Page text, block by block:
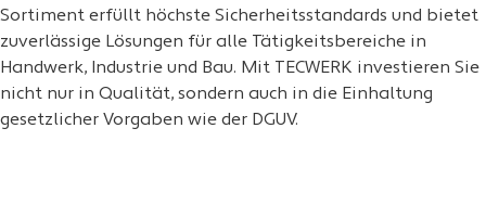
Sortiment erfüllt höchste Sicherheitsstandards und bietet
zuverlässige Lösungen für alle Tätigkeitsbereiche in
Handwerk, Industrie und Bau. Mit TECWERK investieren Sie
nicht nur in Qualität, sondern auch in die Einhaltung
gesetzlicher Vorgaben wie der DGUV.